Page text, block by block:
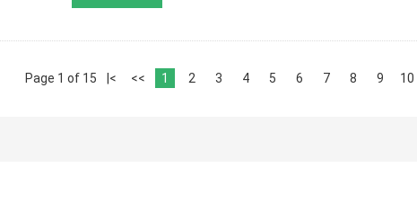
Page 1 of 15 |< << 1 2 3 4 5 6 7 8 9 10